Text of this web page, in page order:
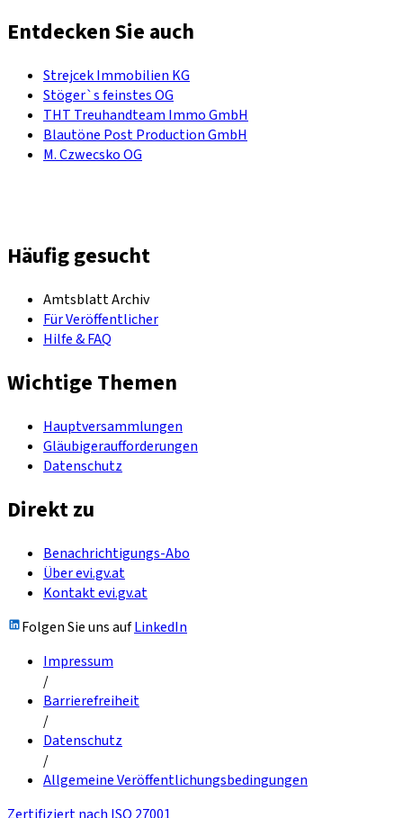
Entdecken Sie auch
Strejcek Immobilien KG
Stöger`s feinstes OG
THT Treuhandteam Immo GmbH
Blautöne Post Production GmbH
M. Czwecsko OG
Häufig gesucht
Amtsblatt Archiv
Für Veröffentlicher
Hilfe & FAQ
Wichtige Themen
Hauptversammlungen
Gläubigeraufforderungen
Datenschutz
Direkt zu
Benachrichtigungs-Abo
Über evi.gv.at
Kontakt evi.gv.at
Folgen Sie uns aufLinkedIn
Impressum
/
Barrierefreiheit
/
Datenschutz
/
Allgemeine Veröffentlichungsbedingungen